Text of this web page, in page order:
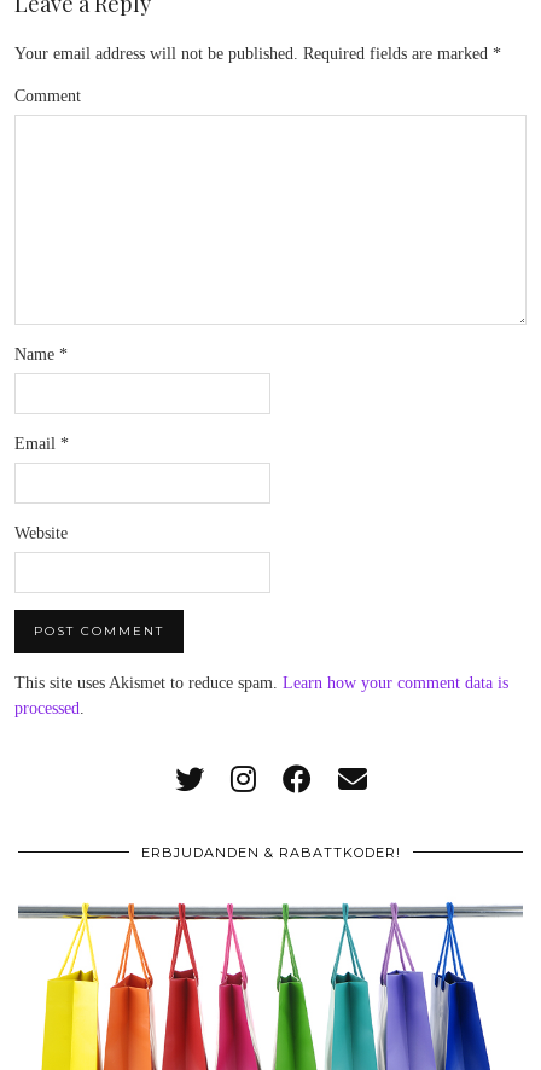
Your email address will not be published. Required fields are marked *
Comment
Name *
Email *
Website
This site uses Akismet to reduce spam. Learn how your comment data is
processed.
ERBJUDANDEN & RABATTKODER!